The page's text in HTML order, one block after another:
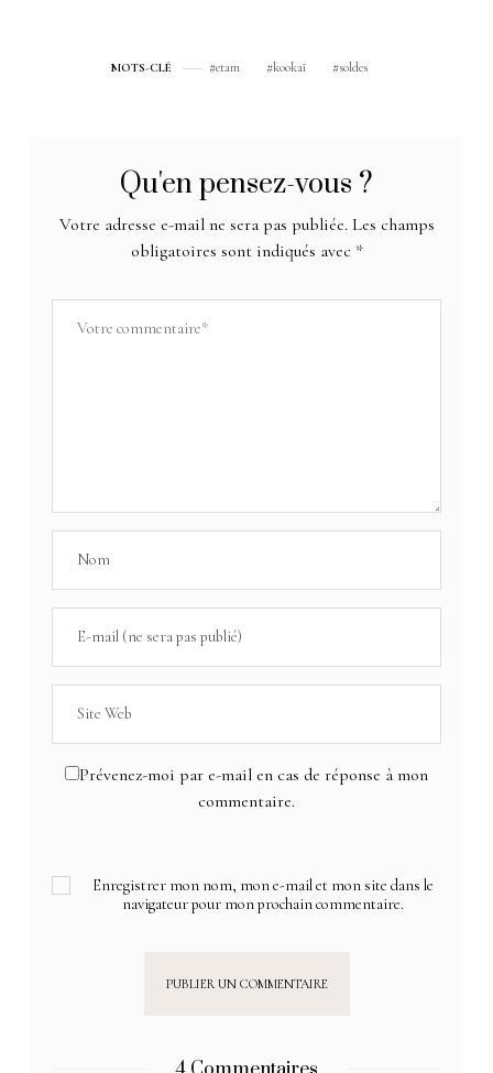
MOTS-CLÉ etam kookaï soldes
Qu'en pensez-vous ?
Votre adresse e-mail ne sera pas publiée. Les champs
obligatoires sont indiqués avec *
Prévenez-moi par e-mail en cas de réponse à mon
commentaire.
Enregistrer mon nom, mon e-mail et mon site dans le
navigateur pour mon prochain commentaire.